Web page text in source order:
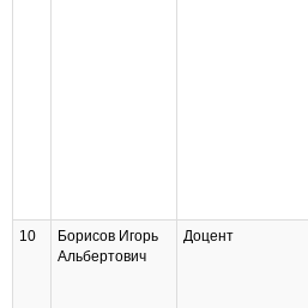
10
Борисов Игорь
Альбертович
Доцент